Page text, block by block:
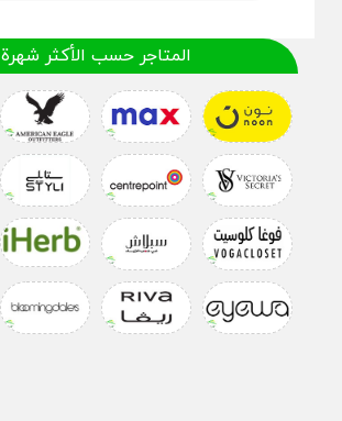
المتاجر حسب الأكثر شهرة